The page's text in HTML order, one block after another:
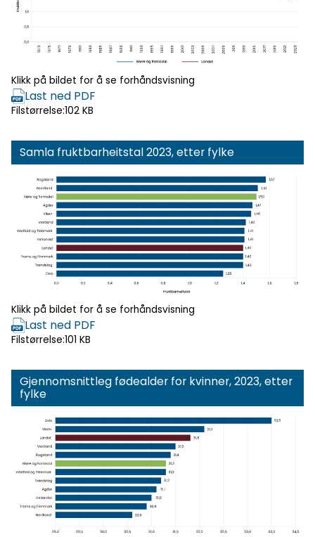
Klikk på bildet for å se forhåndsvisning
Last ned PDF
Filstørrelse:102 KB
Samla fruktbarheitstal 2023, etter fylke
Klikk for
forhåndsvisning
Klikk på bildet for å se forhåndsvisning
Last ned PDF
Filstørrelse:101 KB
Gjennomsnittleg fødealder for kvinner, 2023, etter
fylke
Klikk for
forhåndsvisning